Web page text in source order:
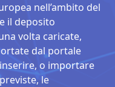
nell’ambito del
il deposito
volta caricate,
dal portale
o importare
le